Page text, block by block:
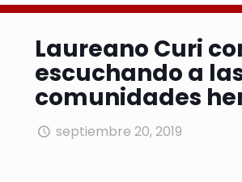
Laureano Curi
escuchando a
comunidades
septiembre 20, 2019